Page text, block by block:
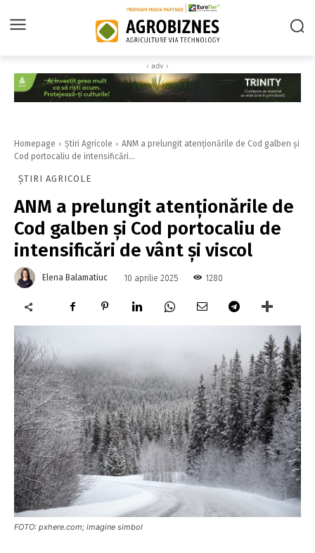
‹ adv ›
Homepage Știri Agricole
ANM a prelungit atenţionările de Cod galben şi
Cod portocaliu de intensificări...
ȘTIRI AGRICOLE
ANM a prelungit atenţionările de
Cod galben şi Cod portocaliu de
intensificări de vânt şi viscol
Elena Balamatiuc 10 aprilie 2025 1280
FOTO: pxhere.com; imagine simbol